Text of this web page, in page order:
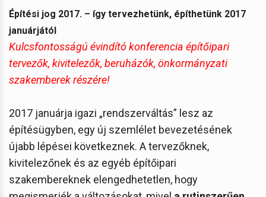
Építési jog 2017. – így tervezhetünk, építhetünk 2017
januárjától
Kulcsfontosságú évindító konferencia építőipari
tervezők, kivitelezők, beruházók, önkormányzati
szakemberek részére!
2017 januárja igazi „rendszerváltás” lesz az
építésügyben, egy új szemlélet bevezetésének
újabb lépései következnek. A tervezőknek,
kivitelezőnek és az egyéb építőipari
szakembereknek elengedhetetlen, hogy